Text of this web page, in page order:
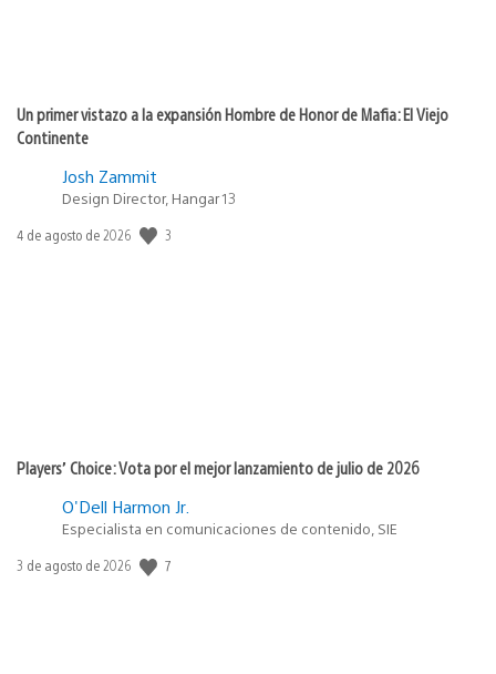
Un primer vistazo a la expansión Hombre de Honor de Mafia: El Viejo
Continente
Josh Zammit
Design Director, Hangar 13
Fecha
4 de agosto de 2026 3
Players’ Choice: Vota por el mejor lanzamiento de julio de 2026
O'Dell Harmon Jr.
Especialista en comunicaciones de contenido, SIE
Fecha
3 de agosto de 2026 7